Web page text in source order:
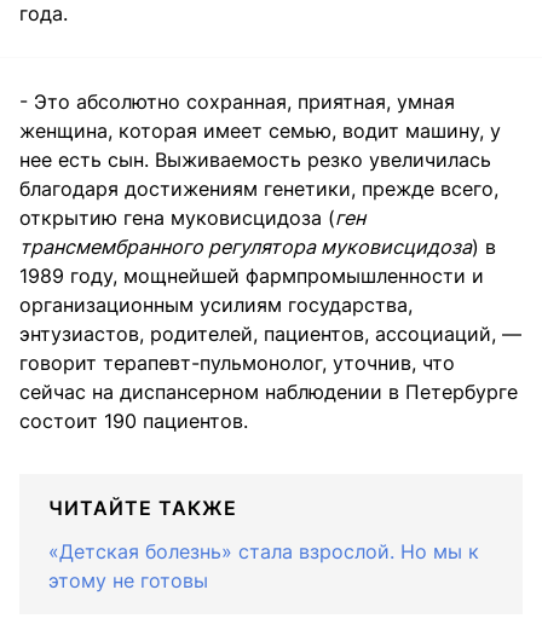
года.
- Это абсолютно сохранная, приятная, умная
женщина, которая имеет семью, водит машину, у
нее есть сын. Выживаемость резко увеличилась
благодаря достижениям генетики, прежде всего,
открытию гена муковисцидоза (ген
трансмембранного регулятора муковисцидоза) в
1989 году, мощнейшей фармпромышленности и
организационным усилиям государства,
энтузиастов, родителей, пациентов, ассоциаций, —
говорит терапевт-пульмонолог, уточнив, что
сейчас на диспансерном наблюдении в Петербурге
состоит 190 пациентов.
ЧИТАЙТЕ ТАКЖЕ
«Детская болезнь» стала взрослой. Но мы к
этому не готовы